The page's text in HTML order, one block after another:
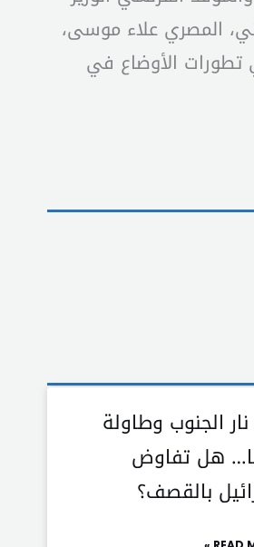
المصري علاء موسى،
تطورات الأوضاع في
الجنوب وطاولة
هل تفاوض
بالقصف؟